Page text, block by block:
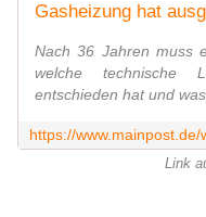
Nach 36 Jahren muss
welche technische
entschieden hat und
Link